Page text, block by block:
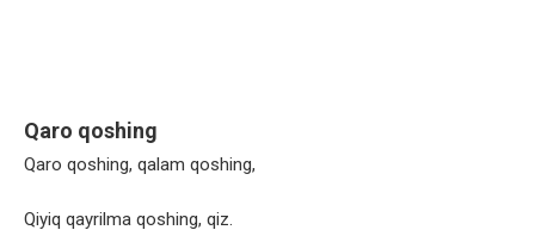
Qaro qoshing
Qaro qoshing, qalam qoshing,
Qiyiq qayrilma qoshing, qiz.